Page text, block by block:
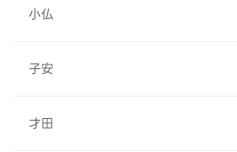
小仏
子安
才田